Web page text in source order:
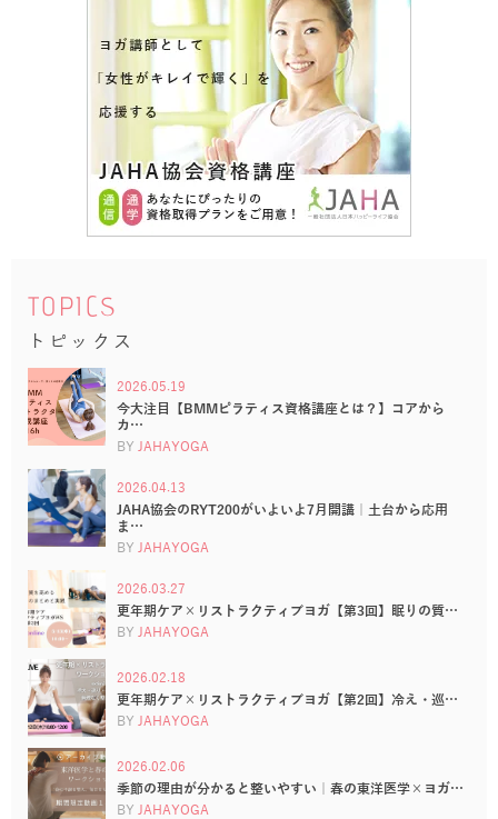
TOPICS
トピックス
2026.05.19
今大注目【BMMピラティス資格講座とは？】コアから
カ…
BY JAHAYOGA
2026.04.13
JAHA協会のRYT200がいよいよ7月開講｜土台から応用
ま…
BY JAHAYOGA
2026.03.27
更年期ケア×リストラクティブヨガ【第3回】眠りの質…
BY JAHAYOGA
2026.02.18
更年期ケア×リストラクティブヨガ【第2回】冷え・巡…
BY JAHAYOGA
2026.02.06
季節の理由が分かると整いやすい｜春の東洋医学×ヨガ…
BY JAHAYOGA